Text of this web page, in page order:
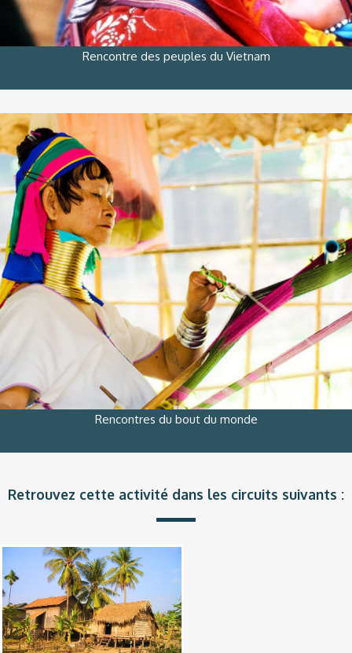
Rencontre des peuples du Vietnam
Rencontres du bout du monde
Retrouvez cette activité dans les circuits suivants :